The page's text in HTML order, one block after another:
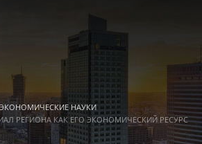
ЭКОНОМИЧЕСКИЕ НАУКИ
РЕГИОНА КАК ЕГО ЭКОНОМИЧЕСКИЙ РЕСУРС